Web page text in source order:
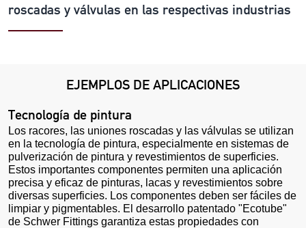
roscadas y válvulas en las respectivas industrias
EJEMPLOS DE APLICACIONES
Tecnología de pintura
Los racores, las uniones roscadas y las válvulas se utilizan
en la tecnología de pintura, especialmente en sistemas de
pulverización de pintura y revestimientos de superficies.
Estos importantes componentes permiten una aplicación
precisa y eficaz de pinturas, lacas y revestimientos sobre
diversas superficies. Los componentes deben ser fáciles de
limpiar y pigmentables. El desarrollo patentado "Ecotube"
de Schwer Fittings garantiza estas propiedades con